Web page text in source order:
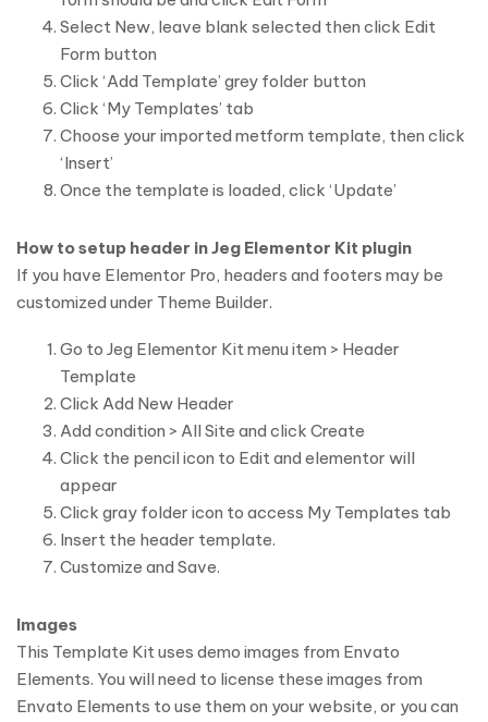
Select New, leave blank selected then click Edit
Form button
Click ‘Add Template’ grey folder button
Click ‘My Templates’ tab
Choose your imported metform template, then click
‘Insert’
Once the template is loaded, click ‘Update’
How to setup header in Jeg Elementor Kit plugin
If you have Elementor Pro, headers and footers may be
customized under Theme Builder.
Go to Jeg Elementor Kit menu item > Header
Template
Click Add New Header
Add condition > All Site and click Create
Click the pencil icon to Edit and elementor will
appear
Click gray folder icon to access My Templates tab
Insert the header template.
Customize and Save.
Images
This Template Kit uses demo images from Envato
Elements. You will need to license these images from
Envato Elements to use them on your website, or you can